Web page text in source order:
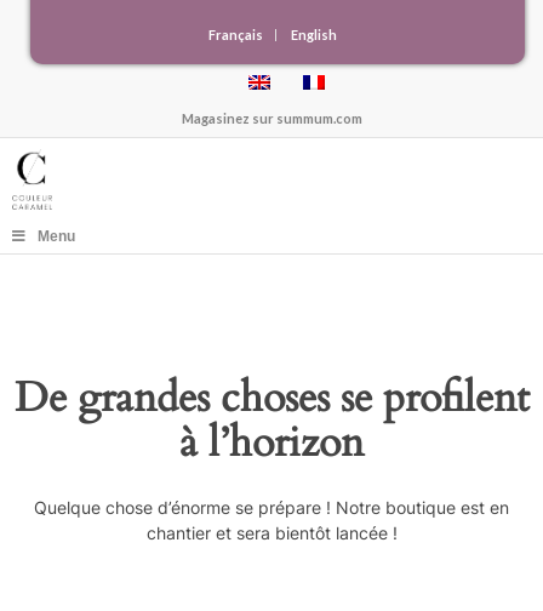
Français English
Magasinez sur summum.com
Menu
De grandes choses se profilent
à l’horizon
Quelque chose d’énorme se prépare ! Notre boutique est en
chantier et sera bientôt lancée !